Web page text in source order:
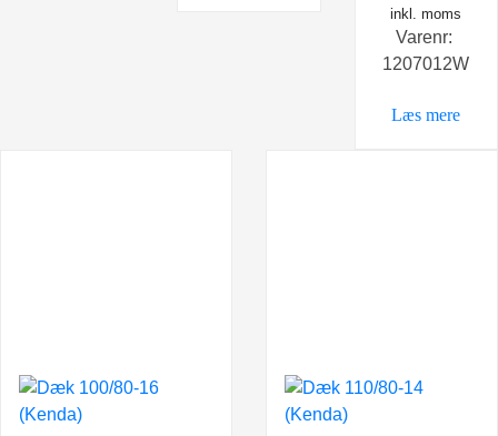
oprindelige
pris
var:
er:
inkl. moms
Varenr:
1207012W
Læs mere